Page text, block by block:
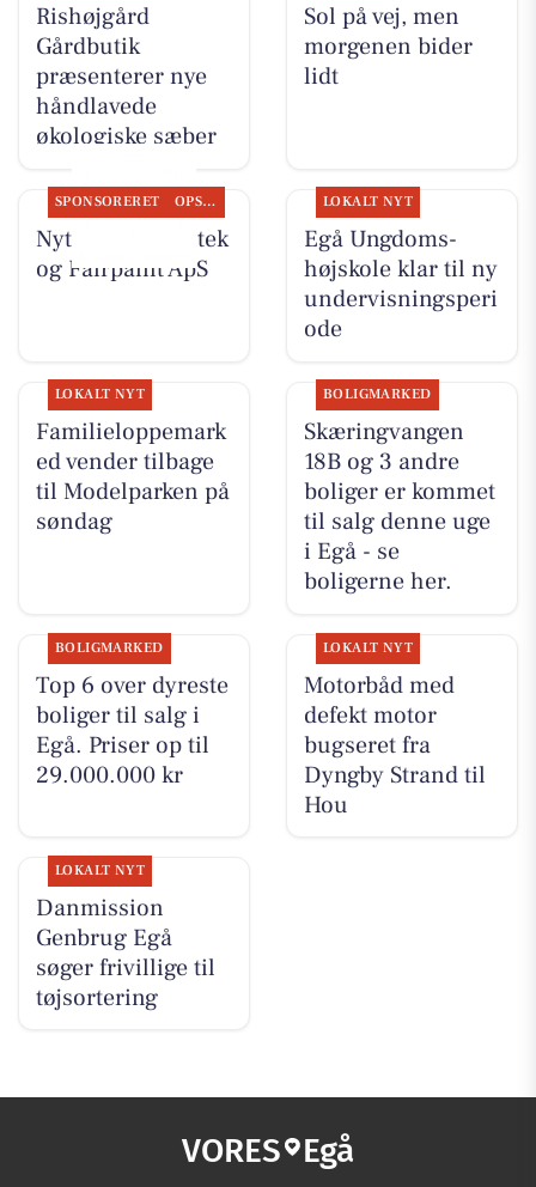
Rishøjgård
Gårdbutik
præsenterer nye
håndlavede
økologiske sæber
Sol på vej, men
morgenen bider
lidt
SPONSORERET OPSLAGSTAVLEN
Nyt fra Egå Apotek
og Fairpaint ApS
LOKALT NYT
Egå Ungdoms-
højskole klar til ny
undervisningsperi
ode
LOKALT NYT
Familieloppemark
ed vender tilbage
til Modelparken på
søndag
BOLIGMARKED
Skæringvangen
18B og 3 andre
boliger er kommet
til salg denne uge
i Egå - se
boligerne her.
BOLIGMARKED
Top 6 over dyreste
boliger til salg i
Egå. Priser op til
29.000.000 kr
LOKALT NYT
Motorbåd med
defekt motor
bugseret fra
Dyngby Strand til
Hou
LOKALT NYT
Danmission
Genbrug Egå
søger frivillige til
tøjsortering
VORES Egå